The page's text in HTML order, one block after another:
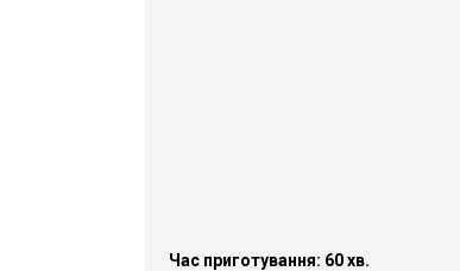
Час приготування: 60 хв.